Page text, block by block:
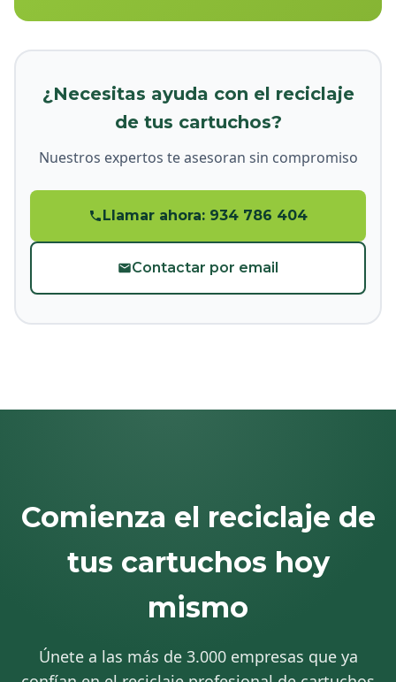
¿Necesitas ayuda con el reciclaje
de tus cartuchos?
Nuestros expertos te asesoran sin compromiso
Llamar ahora: 934 786 404
Contactar por email
Comienza el reciclaje de
tus cartuchos hoy
mismo
Únete a las más de 3.000 empresas que ya